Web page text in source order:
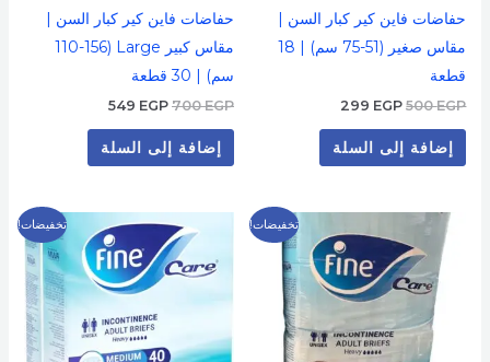
حفاضات فاين كير كبار السن |
مقاس صغير (51-75 سم) | 18
قطعة
500EGP
299 EGP
إضافة إلى السلة
حفاضات فاين كير كبار السن |
مقاس كبير Large (110-156
سم) | 30 قطعة
700EGP
549 EGP
إضافة إلى السلة
تخفيضات!
الأصلي
هو:
700 EGP.
الحالي
هو:
549 EGP.
تخفيضات!
السعر
الأصلي
هو:
700 EGP.
الحالي
هو:
569 EGP.